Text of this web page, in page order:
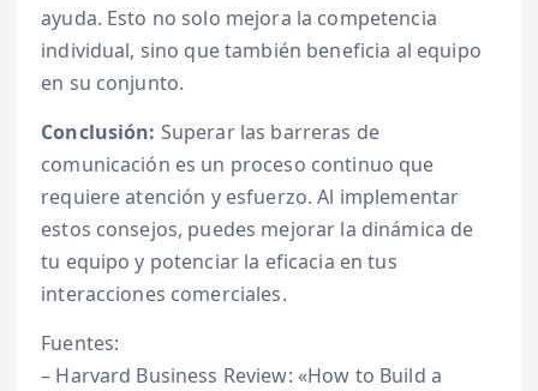
ayuda. Esto no solo mejora la competencia
individual, sino que también beneficia al equipo
en su conjunto.
Conclusión: Superar las barreras de
comunicación es un proceso continuo que
requiere atención y esfuerzo. Al implementar
estos consejos, puedes mejorar la dinámica de
tu equipo y potenciar la eficacia en tus
interacciones comerciales.
Fuentes:
– Harvard Business Review: «How to Build a